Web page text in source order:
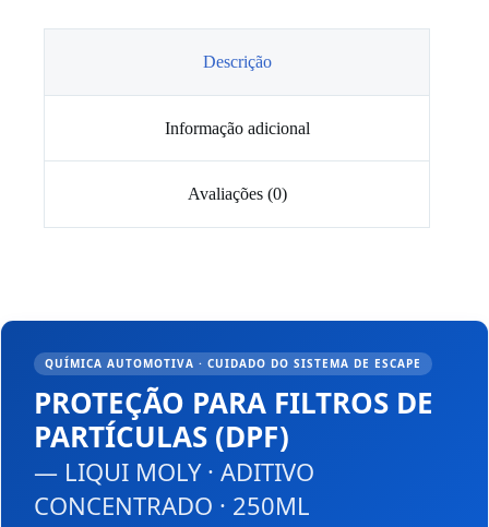
Descrição
Informação adicional
Avaliações (0)
QUÍMICA AUTOMOTIVA · CUIDADO DO SISTEMA DE ESCAPE
PROTEÇÃO PARA FILTROS DE
PARTÍCULAS (DPF)
— LIQUI MOLY · ADITIVO
CONCENTRADO · 250ML